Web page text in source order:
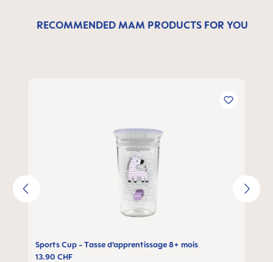
RECOMMENDED MAM PRODUCTS FOR YOU
Sports Cup - Tasse d’apprentissage 8+ mois
13.90 CHF